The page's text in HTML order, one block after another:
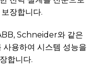
장합니다.
Schneider와 같은
사용하여 시스템 성능을
합니다.